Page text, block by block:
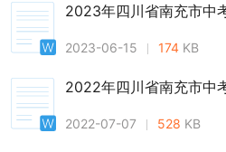
2023年四川省南充市中
2023-06-15 174 KB
2022年四川省南充市中
2022-07-07 528 KB